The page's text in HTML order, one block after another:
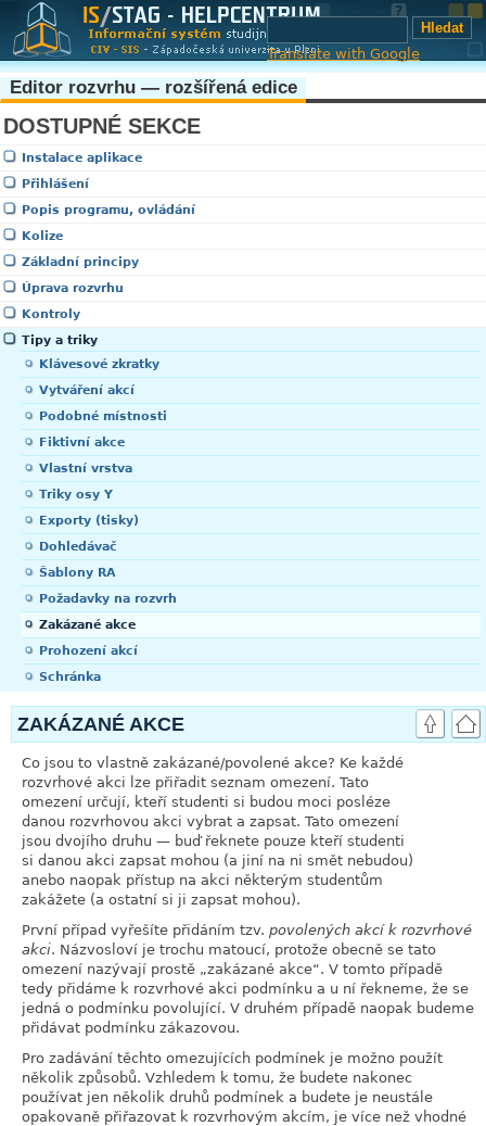
Translate with Google
Editor rozvrhu — rozšířená edice
DOSTUPNÉ SEKCE
Instalace aplikace
Přihlášení
Popis programu, ovládání
Kolize
Základní principy
Úprava rozvrhu
Kontroly
Tipy a triky
Klávesové zkratky
Vytváření akcí
Podobné místnosti
Fiktivní akce
Vlastní vrstva
Triky osy Y
Exporty (tisky)
Dohledávač
Šablony RA
Požadavky na rozvrh
Zakázané akce
Prohození akcí
Schránka
ZAKÁZANÉ AKCE
Co jsou to vlastně zakázané/povolené akce? Ke každé
rozvrhové akci lze přiřadit seznam omezení. Tato
omezení určují, kteří studenti si budou moci posléze
danou rozvrhovou akci vybrat a zapsat. Tato omezení
jsou dvojího druhu — buď řeknete pouze kteří studenti
si danou akci zapsat mohou (a jiní na ni smět nebudou)
anebo naopak přístup na akci některým studentům
zakážete (a ostatní si ji zapsat mohou).
První případ vyřešíte přidáním tzv. povolených akcí k rozvrhové
akci. Názvosloví je trochu matoucí, protože obecně se tato
omezení nazývají prostě „zakázané akce“. V tomto případě
tedy přidáme k rozvrhové akci podmínku a u ní řekneme, že se
jedná o podmínku povolující. V druhém případě naopak budeme
přidávat podmínku zákazovou.
Pro zadávání těchto omezujících podmínek je možno použít
několik způsobů. Vzhledem k tomu, že budete nakonec
používat jen několik druhů podmínek a budete je neustále
opakovaně přiřazovat k rozvrhovým akcím, je více než vhodné